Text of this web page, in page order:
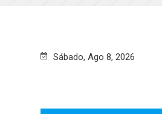
Sábado, Ago 8, 2026